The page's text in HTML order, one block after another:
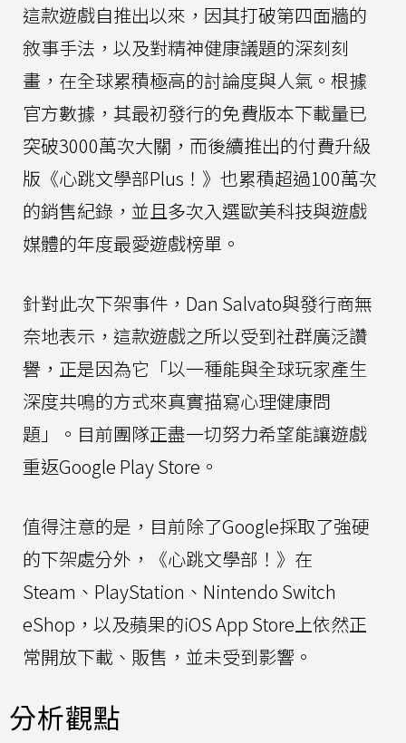
這款遊戲自推出以來，因其打破第四面牆的
敘事手法，以及對精神健康議題的深刻刻
畫，在全球累積極高的討論度與人氣。根據
官方數據，其最初發行的免費版本下載量已
突破3000萬次大關，而後續推出的付費升級
版《心跳文學部Plus！》也累積超過100萬次
的銷售紀錄，並且多次入選歐美科技與遊戲
媒體的年度最愛遊戲榜單。
針對此次下架事件，Dan Salvato與發行商無
奈地表示，這款遊戲之所以受到社群廣泛讚
譽，正是因為它「以一種能與全球玩家產生
深度共鳴的方式來真實描寫心理健康問
題」。目前團隊正盡一切努力希望能讓遊戲
重返Google Play Store。
值得注意的是，目前除了Google採取了強硬
的下架處分外，《心跳文學部！》在
Steam、PlayStation、Nintendo Switch
eShop，以及蘋果的iOS App Store上依然正
常開放下載、販售，並未受到影響。
分析觀點